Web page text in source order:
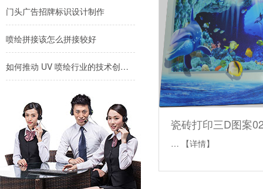
瓷砖打印三D图案
… 【详情】
门头广告招牌标识设计制作
喷绘拼接该怎么拼接较好
如何推动 UV 喷绘行业的技术创新与可持续发展？